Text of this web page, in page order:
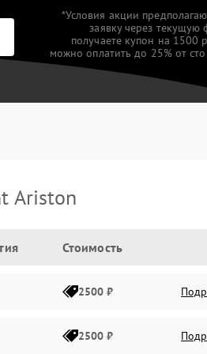
*Условия акции
заявку через
получаете купон на 1500
можно оплатить до 25% от
Ariston
Стоимость
2500 ₽
2500 ₽